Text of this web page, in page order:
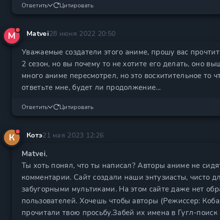
Ответить Цитировать
M Matvei28 июня 2022 20:50
Уважаемые создатели этого аниме, прошу вас
2 сезон, но вы почему то не хотите его делать, оно
много аниме пересмотрел, но это восхитительное то
ответьте мне, будет ли продолжение...
Ответить Цитировать
К Котэ21 мая 2023 12:26
Matvei,
Ты хоть понял, что ты написал? Авторы аниме не
комментарии. Сайт создали наши энтузиасты, чисто
забугорными мультиками. На этом сайте даже нет
пользователей. Хочешь чтобы авторы (Режиссер:
прочитали твою просьбу.Забей их имена в Гугл-